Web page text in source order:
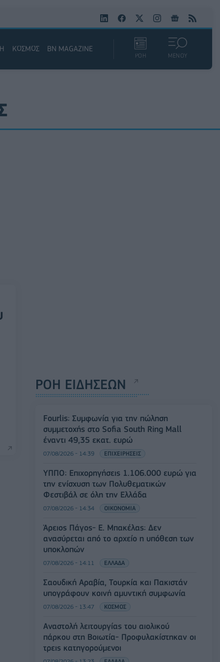
ΚΟΣΜΟΣ BN MAGAZINE
ΡΟΗ ΜΕΝΟΥ
ΡΟΗ ΕΙΔΗΣΕΩΝ
Fourlis: Συμφωνία για την πώληση
συμμετοχής στο Sofia South Ring Mall
έναντι 49,35 εκατ. ευρώ
07/08/2026 - 14:39 ΕΠΙΧΕΙΡΗΣΕΙΣ
ΥΠΠΟ: Επιχορηγήσεις 1.106.000 ευρώ για
την ενίσχυση των Πολυθεματικών
Φεστιβάλ σε όλη την Ελλάδα
07/08/2026 - 14:34 ΟΙΚΟΝΟΜΙΑ
Άρειος Πάγος- Ε. Μπακέλας: Δεν
ανασύρεται από το αρχείο η υπόθεση των
υποκλοπών
07/08/2026 - 14:11 ΕΛΛΑΔΑ
Σαουδική Αραβία, Τουρκία και Πακιστάν
υπογράφουν κοινή αμυντική συμφωνία
07/08/2026 - 13:47 ΚΟΣΜΟΣ
Αναστολή λειτουργίας του αιολικού
πάρκου στη Βοιωτία- Προφυλακίστηκαν οι
τρεις κατηγορούμενοι